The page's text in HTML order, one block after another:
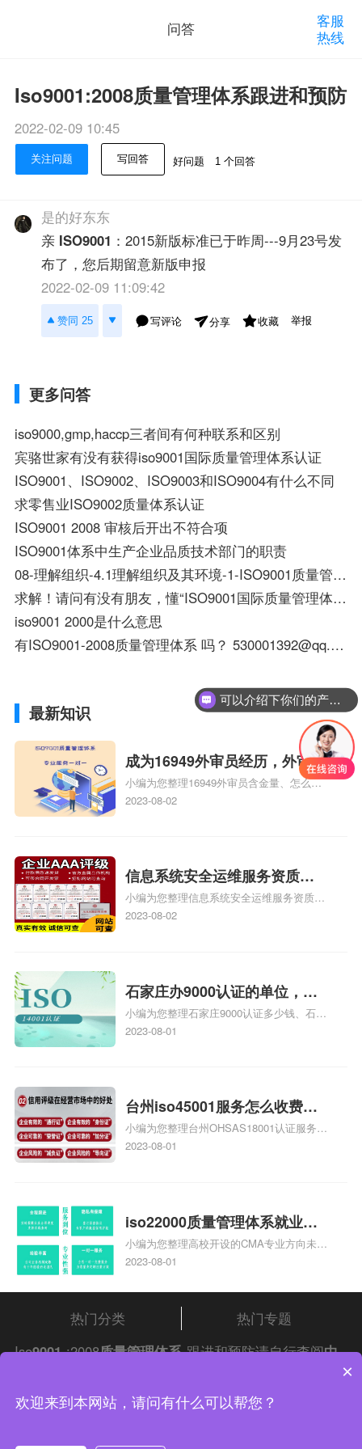
问答
客服
热线
Iso9001:2008质量管理体系跟进和预防
2022-02-09 10:45
关注问题 写回答 好问题 1 个回答
是的好东东
亲 ISO9001 ：2015新版标准已于昨周---9月23号发
布了，您后期留意新版申报
2022-02-09 11:09:42
赞同 25 写评论 分享 收藏 举报
更多问答
iso9000,gmp,haccp三者间有何种联系和区别
宾骆世家有没有获得iso9001国际质量管理体系认证
ISO9001、ISO9002、ISO9003和ISO9004有什么不同
求零售业ISO9002质量体系认证
ISO9001 2008 审核后开出不符合项
ISO9001体系中生产企业品质技术部门的职责
08-理解组织-4.1理解组织及其环境-1-ISO9001质量管理体系-50集
求解！请问有没有朋友，懂“ISO9001国际质量管理体系”的推进方法的？
iso9001 2000是什么意思
有ISO9001-2008质量管理体系 吗？ 530001392@qq.com 谢谢！
最新知识
成为16949外审员经历，外审员
16949
小编为您整理16949外审员含金量、怎么才
能成为注册的TS16949:2009的外审员、我
2023-08-02
信息系统安全运维服务资质二
级费用，信息系统安全运维服
务资质二级
小编为您整理信息系统安全运维服务资质认
证证书机构有哪些、安全运维服务资质的费
体系认证知识，详情可查看下方正文！
2023-08-02
石家庄办9000认证的单位，石
家庄9000认证的公司
小编为您整理石家庄9000认证多少钱、石家
庄9000认证价格多少钱、石家庄9000认证
2023-08-01
台州iso45001服务怎么收费，
台州iso45001认证服务怎么收
费
小编为您整理台州OHSAS18001认证服务中
心哪家收费便宜、台州ISO9000认证，哪个
标准是什么相关iso体系认证知识，详情可
查看下方正文！
2023-08-01
iso22000质量管理体系就业方
向，质量管理与认证就业方向
小编为您整理高校开设的CMA专业方向未来
就业前景及就业方向如何、cma就业方向有
和cma未来就业方向、大学生考完cma，就
哪些就业方向相关iso体系认证知识，详情
可查看下方正文！
2023-08-01
热门分类
热门专题
Iso9001 :2008质量管理体系 跟进和预防请自行查阅中
中证集团体系认证 版权所有 Copyright © 2022
渝公网安备 50010502003954号
可以介绍下你们的产品么？
×
欢迎来到本网站，请问有什么可以帮您？